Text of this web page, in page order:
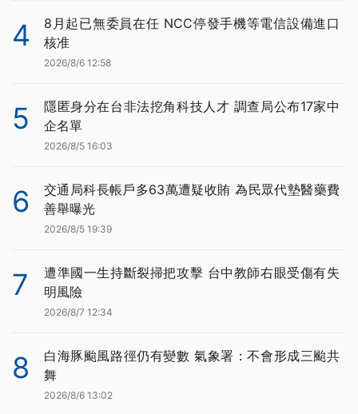
4
8月起已無委員在任 NCC停發手機等電信設備進口
核准
2026/8/6 12:58
5
隱匿身分在台非法挖角科技人才 調查局公布17家中
企名單
2026/8/5 16:03
6
交通局科長帳戶多63萬遭疑收賄 為民眾代墊醫藥費
善舉曝光
2026/8/5 19:39
7
遭準國一生持斷裂掃把攻擊 台中教師右眼受傷有失
明風險
2026/8/7 12:34
8
白海豚颱風路徑仍有變數 氣象署：不會形成三颱共
舞
2026/8/6 13:02